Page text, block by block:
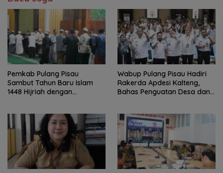
Pemkab Pulang Pisau
Sambut Tahun Baru Islam
1448 Hijriah dengan
Wabup Pulang Pisau Hadiri
Rakerda Apdesi Kalteng,
Bahas Penguatan Desa dan